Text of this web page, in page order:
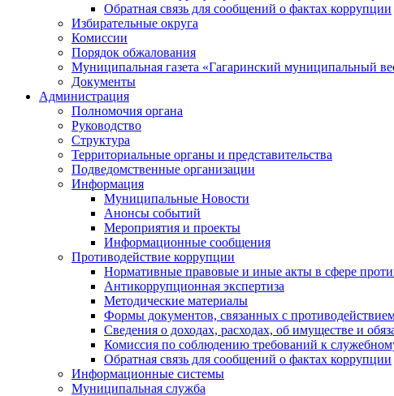
Обратная связь для сообщений о фактах коррупции
Избирательные округа
Комиссии
Порядок обжалования
Муниципальная газета «Гагаринский муниципальный
Документы
Администрация
Полномочия органа
Руководство
Структура
Территориальные органы и представительства
Подведомственные организации
Информация
Муниципальные Новости
Анонсы событий
Мероприятия и проекты
Информационные сообщения
Противодействие коррупции
Нормативные правовые и иные акты в сфере
Антикоррупционная экспертиза
Методические материалы
Формы документов, связанных с
Сведения о доходах, расходах, об имуществе и
Комиссия по соблюдению требований к
Обратная связь для сообщений о фактах коррупции
Информационные системы
Муниципальная служба